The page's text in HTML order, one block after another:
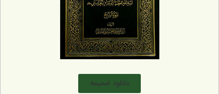
دانلود ضمیمه